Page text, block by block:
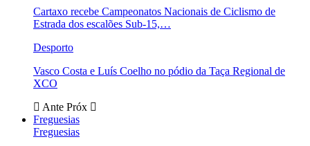
Cartaxo recebe Campeonatos Nacionais de Ciclismo de
Estrada dos escalões Sub-15,…
Desporto
Vasco Costa e Luís Coelho no pódio da Taça Regional de
XCO
Ante Próx
Freguesias
Freguesias